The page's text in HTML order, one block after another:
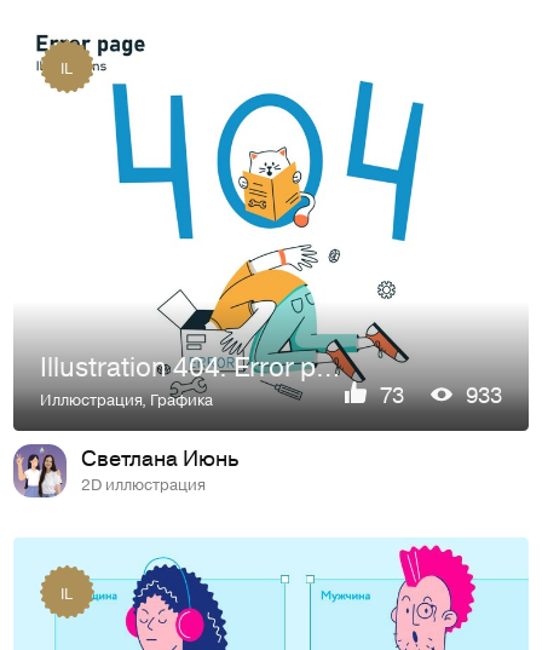
IL
Illustration 404. Error page
Иллюстрация,Графика 73 933
Светлана Июнь
2D иллюстрация
IL